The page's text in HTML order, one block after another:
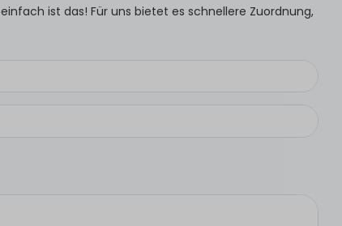
ist das! Für uns bietet es schnellere Zuordnung,